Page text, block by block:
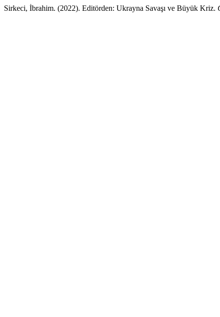
Sirkeci, İbrahim. (2022). Editörden: Ukrayna Savaşı ve Büyük Kriz.